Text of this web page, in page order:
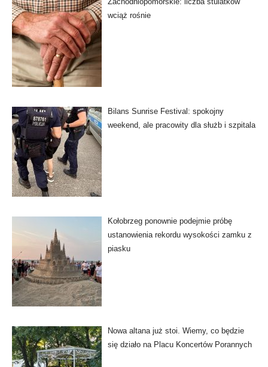
wciąż rośnie
Bilans Sunrise Festival: spokojny
weekend, ale pracowity dla służb i szpitala
Kołobrzeg ponownie podejmie próbę
ustanowienia rekordu wysokości zamku z
piasku
Nowa altana już stoi. Wiemy, co będzie
się działo na Placu Koncertów Porannych